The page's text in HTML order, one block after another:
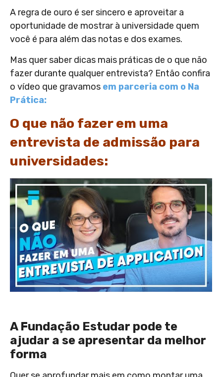
A regra de ouro é ser sincero e aproveitar a
oportunidade de mostrar à universidade quem
você é para além das notas e dos exames.
Mas quer saber dicas mais práticas de o que não
fazer durante qualquer entrevista? Então confira
o vídeo que gravamos em parceria com o Na
Prática:
O que não fazer em uma
entrevista de admissão para
universidades:
A Fundação Estudar pode te
ajudar a se apresentar da melhor
forma